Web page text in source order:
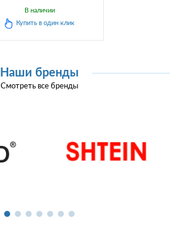
В наличии
Купить в один клик
Наши бренды
Смотреть все бренды